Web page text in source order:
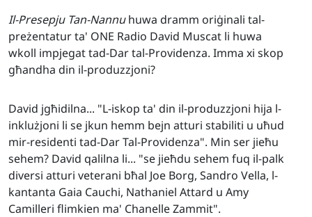
Il-Presepju Tan-Nannuhuwa dramm oriġinali tal-
preżentatur ta' ONE Radio David Muscat li huwa
wkoll impjegat tad-Dar tal-Providenza. Imma xi skop
għandha din il-produzzjoni?
David jgħidilna... "L-iskop ta' din il-produzzjoni hija l-
inklużjoni li se jkun hemm bejn atturi stabiliti u uħud
mir-residenti tad-Dar Tal-Providenza". Min ser jieħu
sehem? David qalilna li... "se jieħdu sehem fuq il-palk
diversi atturi veterani bħal Joe Borg, Sandro Vella, l-
kantanta Gaia Cauchi, Nathaniel Attard u Amy
Camilleri flimkien ma' Chanelle Zammit".